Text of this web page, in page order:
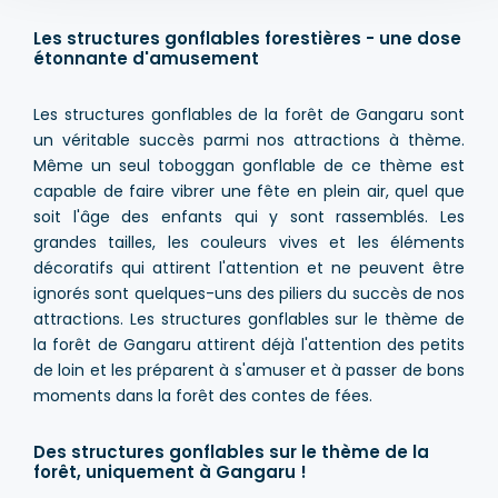
Les structures gonflables forestières - une dose
étonnante d'amusement
Les structures gonflables de la forêt de Gangaru sont
un véritable succès parmi nos attractions à thème.
Même un seul toboggan gonflable de ce thème est
capable de faire vibrer une fête en plein air, quel que
soit l'âge des enfants qui y sont rassemblés. Les
grandes tailles, les couleurs vives et les éléments
décoratifs qui attirent l'attention et ne peuvent être
ignorés sont quelques-uns des piliers du succès de nos
attractions. Les structures gonflables sur le thème de
la forêt de Gangaru attirent déjà l'attention des petits
de loin et les préparent à s'amuser et à passer de bons
moments dans la forêt des contes de fées.
Des structures gonflables sur le thème de la
forêt, uniquement à Gangaru !